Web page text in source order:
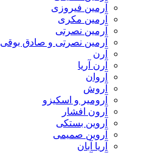
آرمین فیروزی
آرمین مکری
آرمین نصرتی
آرمین نصرتی و صادق بوقی
آرن
آرن آریا
آروان
آروش
آرومیر و اسکیزو
آرون افشار
آروین بستکی
آروین صمیمی
آریا آبان